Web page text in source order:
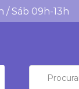
/ Sáb 09h-13h